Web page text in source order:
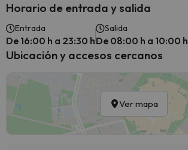
Horario de entrada y salida
Entrada
De 16:00 h a 23:30 h
Salida
De 08:00 h a 10:00 h
Ubicación y accesos cercanos
Ver mapa